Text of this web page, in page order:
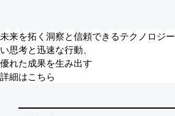
未来を拓く洞察と信頼できるテクノロジー
い思考と迅速な行動、
優れた成果を生み出す
詳細はこちら